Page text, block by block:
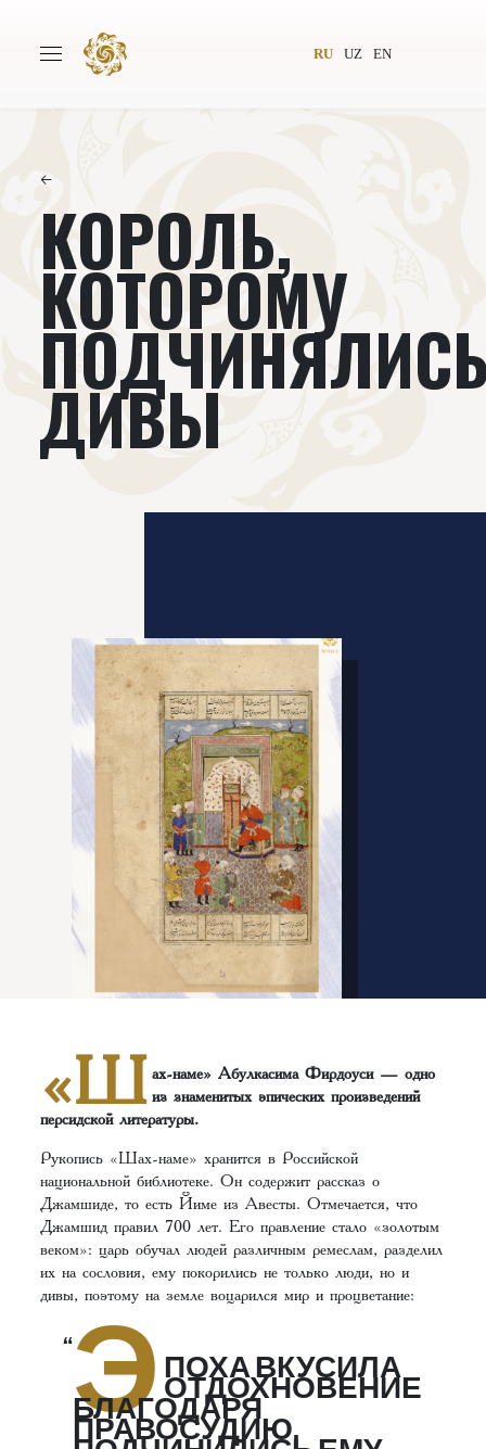
RU UZ EN
Авторы Всемирное общество
Издательство Новости
Проекты Подкасты
Книги Видеолекторий
←
КОРОЛЬ,
КОТОРОМУ
ДИВЫ
«Ш ах-наме» Абулкасима Фирдоуси — одно
из знаменитых эпических произведений
персидской литературы.
Рукопись «Шах-наме» хранится в Российской
национальной библиотеке. Он содержит рассказ о
Джамшиде, то есть Йиме из Авесты. Отмечается, что
Джамшид правил 700 лет. Его правление стало «золотым
веком»: царь обучал людей различным ремеслам, разделил
их на сословия, ему покорились не только люди, но и
дивы, поэтому на земле воцарился мир и процветание:
Э ПОХА ВКУСИЛА
ОТДОХНОВЕНИЕ
БЛАГОДАРЯ
ПРАВОСУДИЮ,